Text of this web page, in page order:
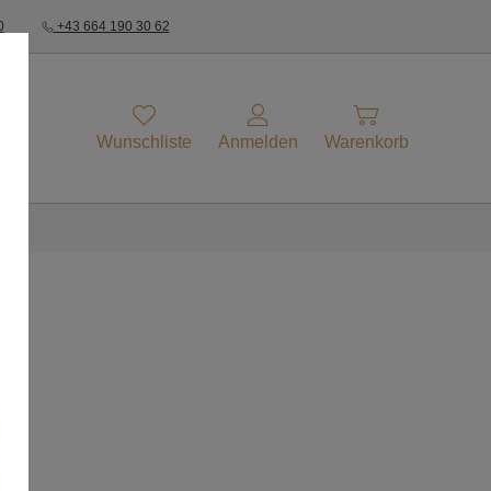
+43 664 190 30 62
Wunschliste Anmelden Warenkorb